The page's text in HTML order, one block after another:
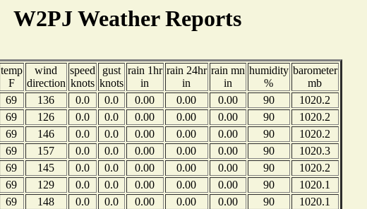
W2PJ Weather Reports
temp
F
wind
direction
speed
knots
gust
knots
rain 1hr
in
rain 24hr
in
rain mn
in
humidity
%
barometer
mb
69 136 0.0 0.0 0.00 0.00 0.00 90
1020.2
69 126 0.0 0.0 0.00 0.00 0.00 90
1020.2
69 146 0.0 0.0 0.00 0.00 0.00 90
1020.2
69 157 0.0 0.0 0.00 0.00 0.00 90
1020.3
69 145 0.0 0.0 0.00 0.00 0.00 90
1020.2
69 129 0.0 0.0 0.00 0.00 0.00 90
1020.1
69 148 0.0 0.0 0.00 0.00 0.00 90
1020.1